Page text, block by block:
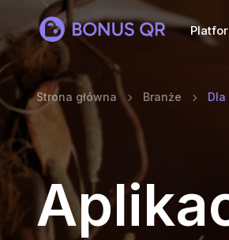
Strona główna Branże Dla